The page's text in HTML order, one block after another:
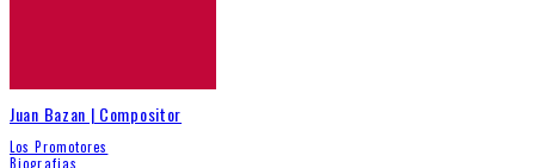
Juan Bazan | Compositor
Los Promotores
Biografias